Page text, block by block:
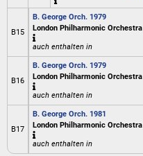
B15
B. George Orch. 1979
London Philharmonic Orchestra
auch enthalten in
B16
B. George Orch. 1979
London Philharmonic Orchestra
auch enthalten in
B17
B. George Orch. 1981
London Philharmonic Orchestra
auch enthalten in